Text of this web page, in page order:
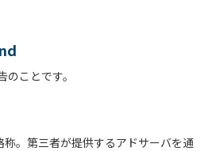
ことです。
。第三者が提供するアドサーバを通